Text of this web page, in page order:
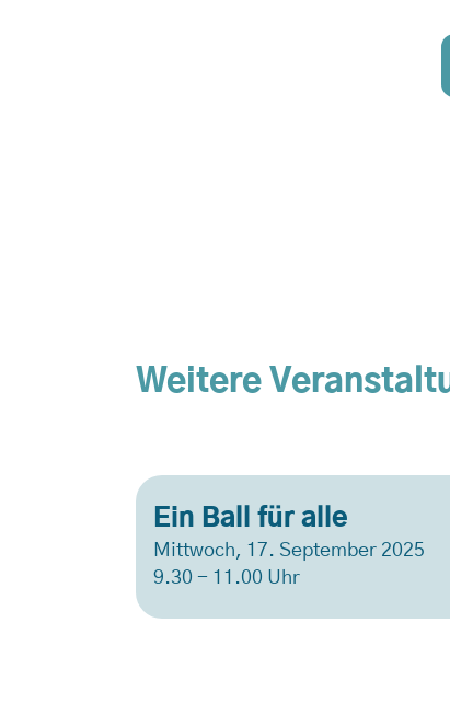
Weitere
Ein Ball für alle
Mittwoch, 17. September 2025
9.30 - 11.00 Uhr